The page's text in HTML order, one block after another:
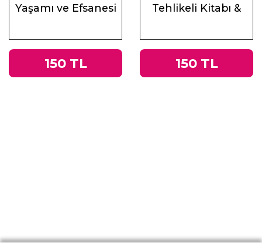
Yaşamı ve Efsanesi
150 TL
Tehlikeli Kitabı &
İmparatorluğu’ndan
Tacitus’un
150 TL